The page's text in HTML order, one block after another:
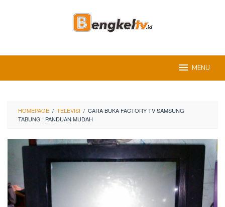
MENU
HOMEPAGE / TELEVISI / CARA BUKA FACTORY TV SAMSUNG
TABUNG : PANDUAN MUDAH